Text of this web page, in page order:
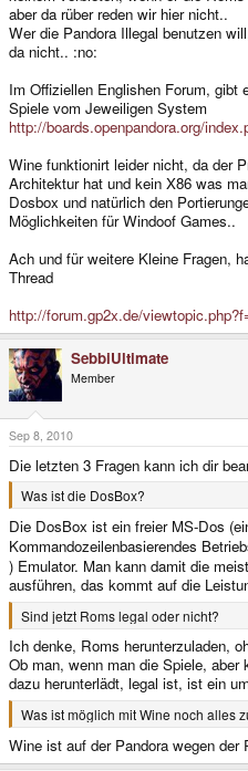
aber da rüber reden wir hier nicht..
Wer die Pandora Illegal benutzen
da nicht.. :no:
Im Offiziellen Englishen Forum, gibt
Spiele vom Jeweiligen System
http://boards.openpandora.org/
Wine funktionirt leider nicht, da der
Architektur hat und kein X86 was
Dosbox und natürlich den
Möglichkeiten für Windoof Games..
Ach und für weitere Kleine Fragen,
Thread
http://forum.gp2x.de/
SebbiUltimate
Member
Sep 8, 2010
Die letzten 3 Fragen kann ich dir
Was ist die DosBox?
Die DosBox ist ein freier MS-Dos
Kommandozeilenbasierendes
) Emulator. Man kann damit die
ausführen, das kommt auf die
Sind jetzt Roms legal oder nicht?
Ich denke, Roms herunterzuladen,
Ob man, wenn man die Spiele,
dazu herunterlädt, legal ist, ist ein
Was ist möglich mit Wine noch alles
Wine ist auf der Pandora wegen der